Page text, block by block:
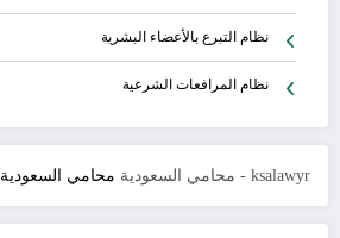
نظام التبرع بالأعضاء البشرية
نظام المرافعات الشرعية
ksalawyr - محامي السعودية محامي السعودية